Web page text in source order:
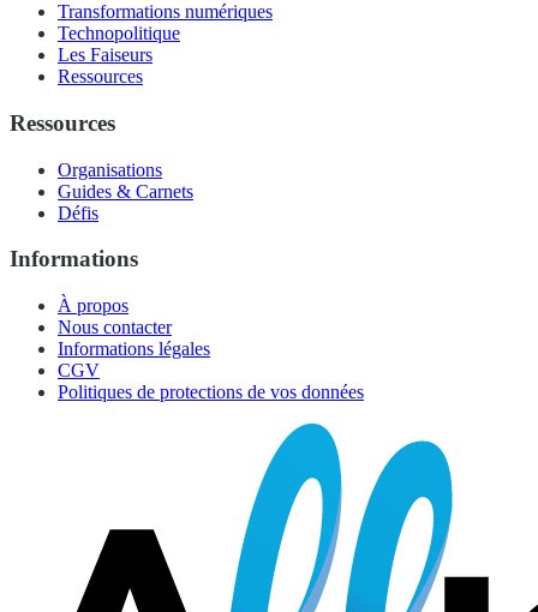
Transformations numériques
Technopolitique
Les Faiseurs
Ressources
Ressources
Organisations
Guides & Carnets
Défis
Informations
À propos
Nous contacter
Informations légales
CGV
Politiques de protections de vos données